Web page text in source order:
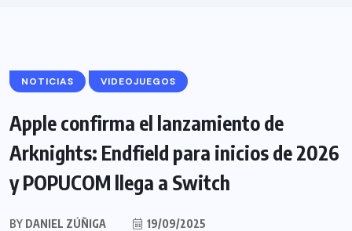
NOTICIAS VIDEOJUEGOS
Apple confirma el lanzamiento de
Arknights: Endfield para inicios de 2026
y POPUCOM llega a Switch
BY DANIEL ZÚÑIGA
19/09/2025